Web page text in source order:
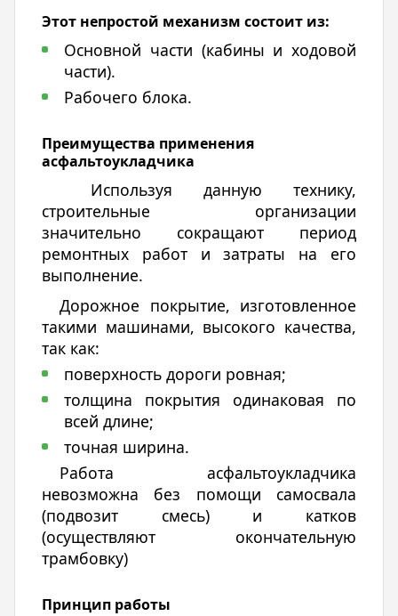
Этот непростой механизм состоит из:
Основной части (кабины и ходовой
части).
Рабочего блока.
Преимущества применения
асфальтоукладчика
Используя данную технику,
строительные организации
значительно сокращают период
ремонтных работ и затраты на его
выполнение.
Дорожное покрытие, изготовленное
такими машинами, высокого качества,
так как:
поверхность дороги ровная;
толщина покрытия одинаковая по
всей длине;
точная ширина.
Работа аcфальтоукладчика
невозможна без помощи самосвала
(подвозит смесь) и катков
(осуществляют окончательную
трамбовку)
Принцип работы